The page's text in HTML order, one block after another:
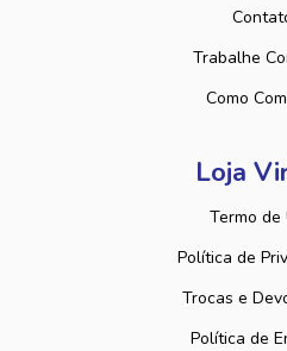
Trabalhe
Como
Loja
Termo de
Política de
Trocas e
Política de